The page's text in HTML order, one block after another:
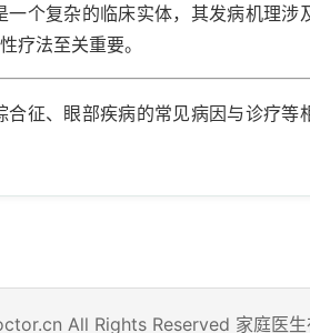
个复杂的临床实体，其发病机理涉
疗法至关重要。
征、眼部疾病的常见病因与诊疗等
All Rights Reserved 家庭医生